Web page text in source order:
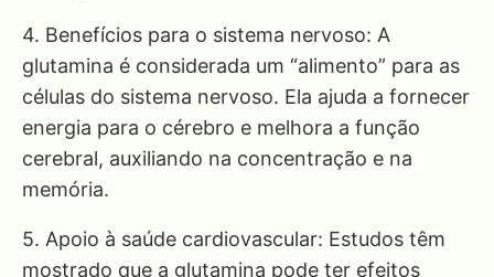
4. Benefícios para o sistema nervoso: A
glutamina é considerada um “alimento” para as
células do sistema nervoso. Ela ajuda a fornecer
energia para o cérebro e melhora a função
cerebral, auxiliando na concentração e na
memória.
5. Apoio à saúde cardiovascular: Estudos têm
mostrado que a glutamina pode ter efeitos